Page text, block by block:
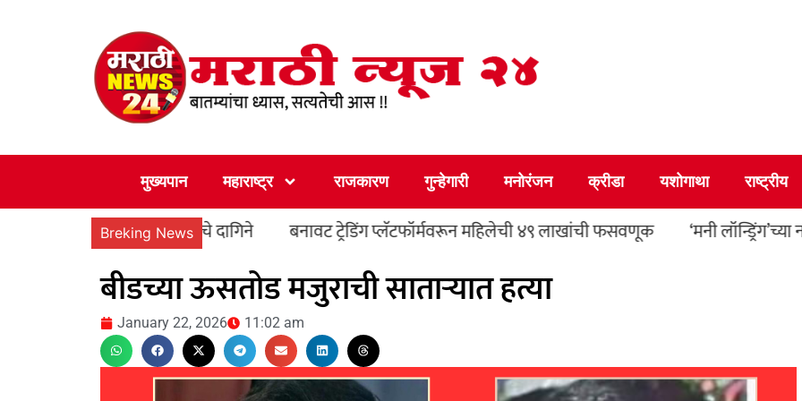
मुख्यपान महाराष्ट्र राजकारण गुन्हेगारी मनोरंजन क्रीडा यशोगाथा राष्ट्रीय
Breking News
लुटले ९० लाखांचे दागिने बनावट ट्रेडिंग प्लॅटफॉर्मवरून महिलेची ४९ लाखांची फसवणूक ‘मनी लॉन्ड्रिंग’च्या
बीडच्या ऊसतोड मजुराची साताऱ्यात हत्या
January 22, 2026 11:02 am